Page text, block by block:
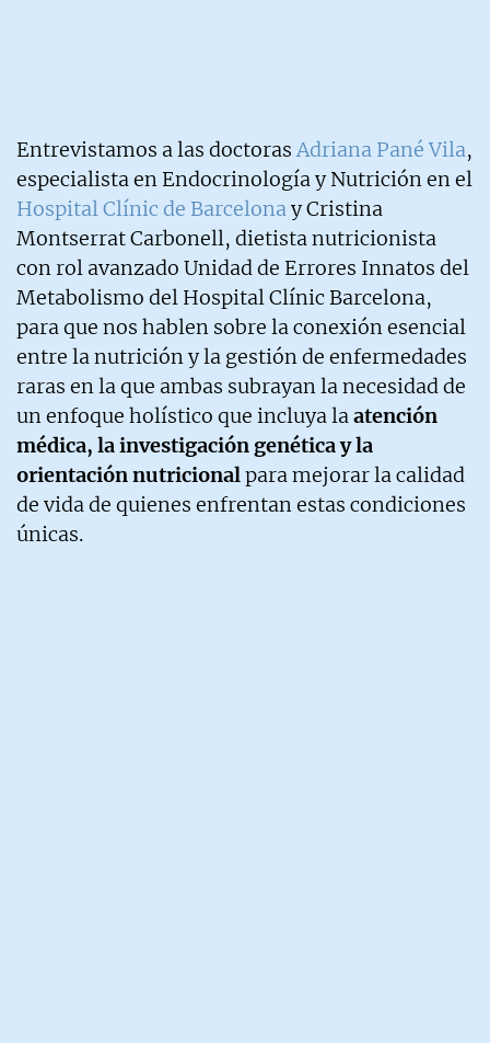
Entrevistamos a las doctoras Adriana Pané Vila,
especialista en Endocrinología y Nutrición en el
Hospital Clínic de Barcelonay Cristina
Montserrat Carbonell, dietista nutricionista
con rol avanzado Unidad de Errores Innatos del
Metabolismo del Hospital Clínic Barcelona,
para que nos hablen sobre la conexión esencial
entre la nutrición y la gestión de enfermedades
raras en la que ambas subrayan la necesidad de
un enfoque holístico que incluya laatención
médica, la investigación genética y la
orientación nutricionalpara mejorar la calidad
de vida de quienes enfrentan estas condiciones
únicas.